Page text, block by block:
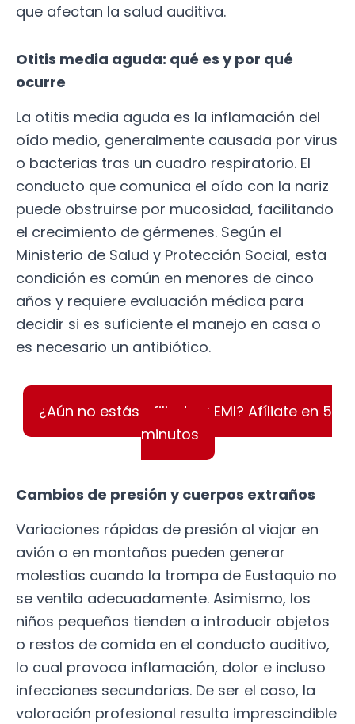
que afectan la salud auditiva.
Otitis media aguda: qué es y por qué
ocurre
La otitis media aguda es la inflamación del
oído medio, generalmente causada por virus
o bacterias tras un cuadro respiratorio. El
conducto que comunica el oído con la nariz
puede obstruirse por mucosidad, facilitando
el crecimiento de gérmenes. Según el
Ministerio de Salud y Protección Social, esta
condición es común en menores de cinco
años y requiere evaluación médica para
decidir si es suficiente el manejo en casa o
es necesario un antibiótico.
¿Aún no estás afiliado a EMI? Afíliate en 5
minutos
Cambios de presión y cuerpos extraños
Variaciones rápidas de presión al viajar en
avión o en montañas pueden generar
molestias cuando la trompa de Eustaquio no
se ventila adecuadamente. Asimismo, los
niños pequeños tienden a introducir objetos
o restos de comida en el conducto auditivo,
lo cual provoca inflamación, dolor e incluso
infecciones secundarias. De ser el caso, la
valoración profesional resulta imprescindible